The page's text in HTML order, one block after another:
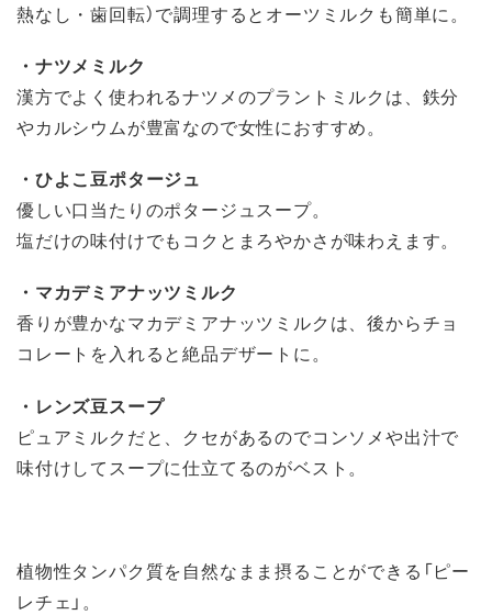
熱なし・歯回転）で調理するとオーツミルクも簡単に。
・ナツメミルク
漢方でよく使われるナツメのプラントミルクは、鉄分
やカルシウムが豊富なので女性におすすめ。
・ひよこ豆ポタージュ
優しい口当たりのポタージュスープ。
塩だけの味付けでもコクとまろやかさが味わえます。
・マカデミアナッツミルク
香りが豊かなマカデミアナッツミルクは、後からチョ
コレートを入れると絶品デザートに。
・レンズ豆スープ
ピュアミルクだと、クセがあるのでコンソメや出汁で
味付けしてスープに仕立てるのがベスト。
植物性タンパク質を自然なまま摂ることができる「ピー
レチェ」。